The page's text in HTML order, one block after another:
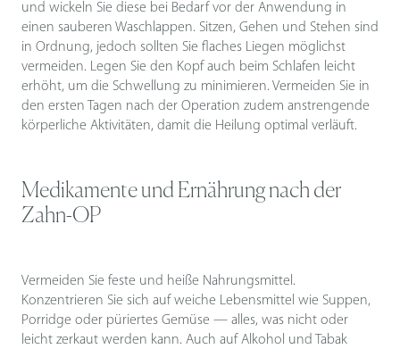
und wickeln Sie diese bei Bedarf vor der Anwendung in
einen sauberen Waschlappen. Sitzen, Gehen und Stehen sind
in Ordnung, jedoch sollten Sie flaches Liegen möglichst
vermeiden. Legen Sie den Kopf auch beim Schlafen leicht
erhöht, um die Schwellung zu minimieren. Vermeiden Sie in
den ersten Tagen nach der Operation zudem anstrengende
körperliche Aktivitäten, damit die Heilung optimal verläuft.
Medikamente und Ernährung nach der
Zahn-OP
Vermeiden Sie feste und heiße Nahrungsmittel.
Konzentrieren Sie sich auf weiche Lebensmittel wie Suppen,
Porridge oder püriertes Gemüse — alles, was nicht oder
leicht zerkaut werden kann. Auch auf Alkohol und Tabak